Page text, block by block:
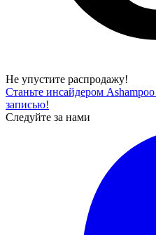
Не упустите распродажу!
Станьте инсайдером
записью!
Следуйте за нами